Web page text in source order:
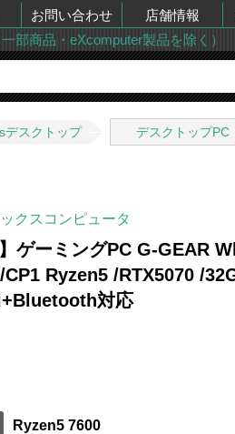
お問い合わせ 店舗情報
部商品・eXcomputer製品を除く）
デスクトップ デスクトップPC
クスコンピュータ
】ゲーミングPC G-GEAR
Ryzen5 /RTX5070 /
対応
Ryzen5 7600